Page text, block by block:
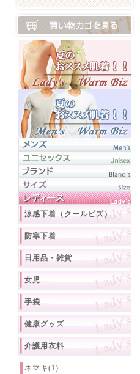
涼感下着（クールビズ）
防寒下着
日用品・雑貨
女児
手袋
健康グッズ
介護用衣料
ネマキ(1)